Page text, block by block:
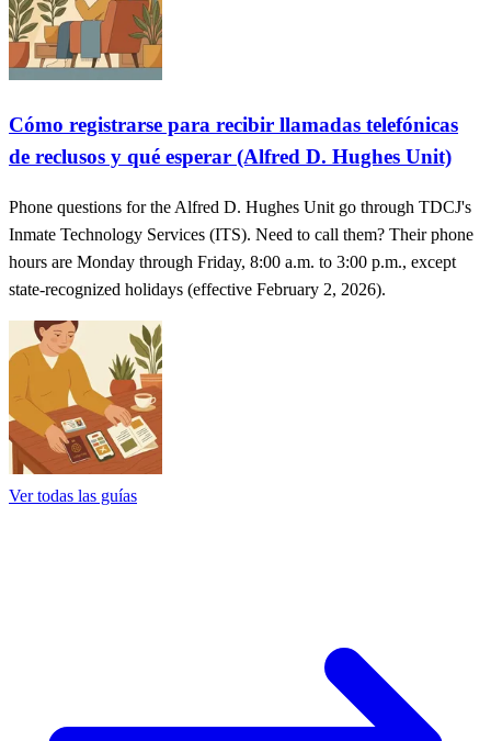
Cómo registrarse para recibir llamadas telefónicas
de reclusos y qué esperar (Alfred D. Hughes Unit)
Phone questions for the Alfred D. Hughes Unit go through TDCJ's
Inmate Technology Services (ITS). Need to call them? Their phone
hours are Monday through Friday, 8:00 a.m. to 3:00 p.m., except
state-recognized holidays (effective February 2, 2026).
Ver todas las guías